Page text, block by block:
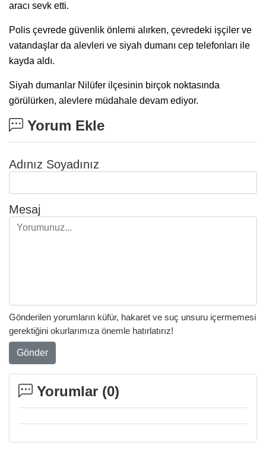
aracı sevk etti.
Polis çevrede güvenlik önlemi alırken, çevredeki işçiler ve
vatandaşlar da alevleri ve siyah dumanı cep telefonları ile
kayda aldı.
Siyah dumanlar Nilüfer ilçesinin birçok noktasında
görülürken, alevlere müdahale devam ediyor.
Yorum Ekle
Adınız Soyadınız
Mesaj
Gönderilen yorumların küfür, hakaret ve suç unsuru içermemesi
gerektiğini okurlarımıza önemle hatırlatırız!
Gönder
Yorumlar (0)